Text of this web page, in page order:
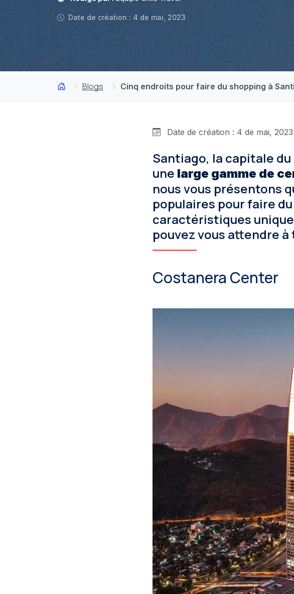
Date de création : 4 de mai, 2023
Blogs Cinq endroits pour faire du shopping à
Date de création : 4 de mai, 2023
Santiago, la capitale
une large gamme de
nous vous présentons
populaires pour faire
caractéristiques
pouvez vous attendre
Costanera Center